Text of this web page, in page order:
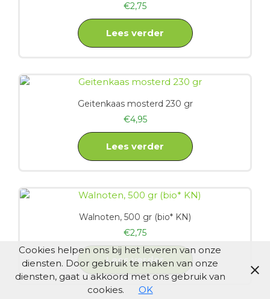
€2,75
Lees verder
Geitenkaas mosterd 230 gr
€4,95
Lees verder
Walnoten, 500 gr (bio* KN)
€2,75
Lees verder
Cookies helpen ons bij het leveren van onze
diensten. Door gebruik te maken van onze
diensten, gaat u akkoord met ons gebruik van
cookies.
OK